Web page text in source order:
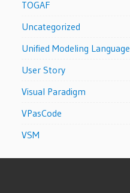
TOGAF
Uncategorized
Unified Modeling Language
User Story
Visual Paradigm
VPasCode
VSM